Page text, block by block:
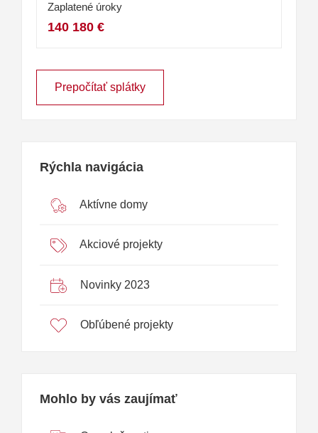
Zaplatené úroky
140 180 €
Prepočítať splátky
Rýchla navigácia
Aktívne domy
Akciové projekty
Novinky 2023
Obľúbené projekty
Mohlo by vás zaujímať